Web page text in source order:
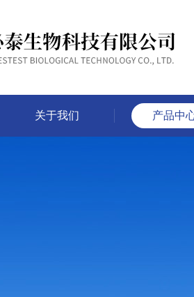
关于我们 产品中